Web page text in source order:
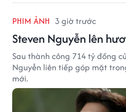
PHIM ẢNH 3 giờ trước
Steven Nguyễn lên
Sau thành công 714 tỷ đồng
Nguyễn liên tiếp góp mặt
mới.